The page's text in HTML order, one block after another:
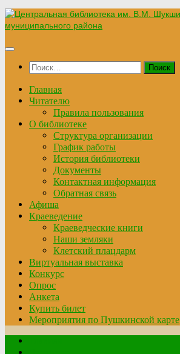
Перейти
к
Найти:
Главная
Читателю
Правила пользования
О библиотеке
Структура организации
График работы
История библиотеки
Документы
Контактная информация
Обратная связь
Афиша
Краеведение
Краеведческие книги
Наши земляки
Клетский плацдарм
Виртуальная выставка
Конкурс
Опрос
Анкета
Купить билет
Мероприятия по Пушкинской карте